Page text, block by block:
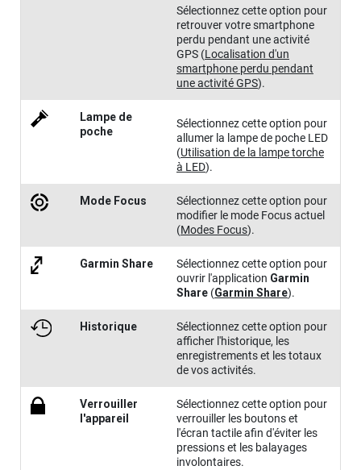
Sélectionnez cette option pour
retrouver votre smartphone
perdu pendant une activité
GPS (Localisation d'un
smartphone perdu pendant
une activité GPS).
Lampe de
poche
Sélectionnez cette option pour
allumer la lampe de poche LED
(Utilisation de la lampe torche
à LED).
Mode Focus
Sélectionnez cette option pour
modifier le mode Focus actuel
(Modes Focus).
Garmin Share
Sélectionnez cette option pour
ouvrir l'application Garmin
Share (Garmin Share).
Historique
Sélectionnez cette option pour
afficher l'historique, les
enregistrements et les totaux
de vos activités.
Verrouiller
l'appareil
Sélectionnez cette option pour
verrouiller les boutons et
l'écran tactile afin d'éviter les
pressions et les balayages
involontaires.